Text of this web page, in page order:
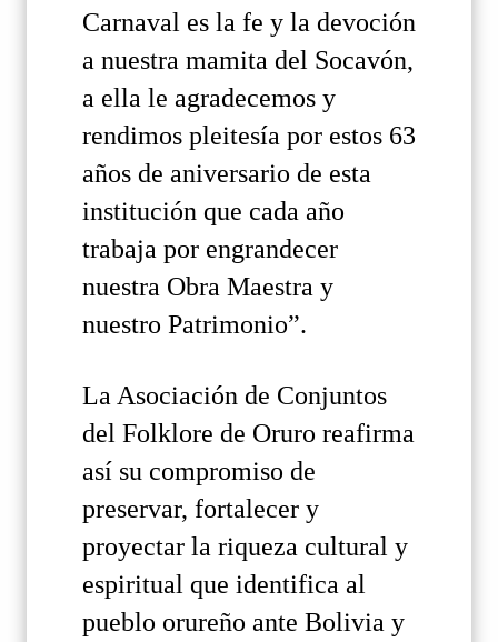
Carnaval es la fe y la devoción
a nuestra mamita del Socavón,
a ella le agradecemos y
rendimos pleitesía por estos 63
años de aniversario de esta
institución que cada año
trabaja por engrandecer
nuestra Obra Maestra y
nuestro Patrimonio”.
La Asociación de Conjuntos
del Folklore de Oruro reafirma
así su compromiso de
preservar, fortalecer y
proyectar la riqueza cultural y
espiritual que identifica al
pueblo orureño ante Bolivia y